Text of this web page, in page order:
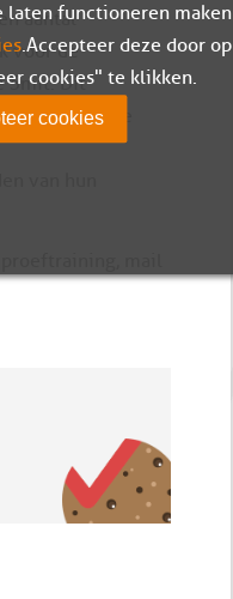
aantal
voor de
Smit. Dit
bezielende
van hun
mail
laten functioneren maken
. Accepteer deze door op
cookies" te klikken.
cookies